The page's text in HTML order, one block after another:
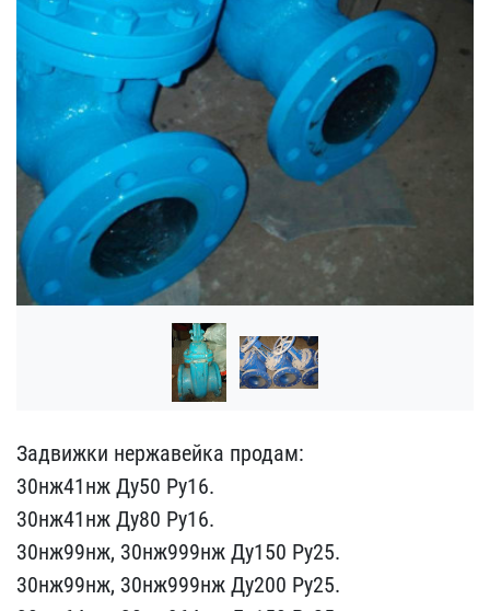
Задвижки нержавейка прод​ам:
30нж41нж Ду50 Ру16.
​30нж41нж Ду80 Ру16.
30нж​99нж, 30нж999нж Ду150 Ру​25.
30нж99нж, 30нж999нж ​Ду200 Ру25.